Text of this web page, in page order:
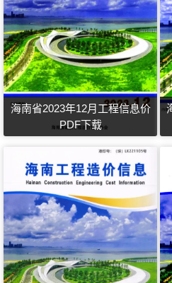
海南省2023年12月工程信息价
PDF下载